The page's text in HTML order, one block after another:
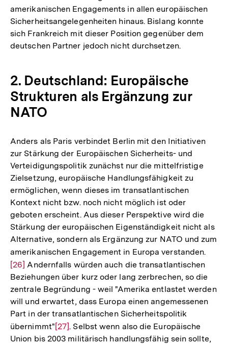
amerikanischen Engagements in allen europäischen
Sicherheitsangelegenheiten hinaus. Bislang konnte
sich Frankreich mit dieser Position gegenüber dem
deutschen Partner jedoch nicht durchsetzen.
2. Deutschland: Europäische
Strukturen als Ergänzung zur
NATO
Anders als Paris verbindet Berlin mit den Initiativen
zur Stärkung der Europäischen Sicherheits- und
Verteidigungspolitik zunächst nur die mittelfristige
Zielsetzung, europäische Handlungsfähigkeit zu
ermöglichen, wenn dieses im transatlantischen
Kontext nicht bzw. noch nicht möglich ist oder
geboten erscheint. Aus dieser Perspektive wird die
Stärkung der europäischen Eigenständigkeit nicht als
Alternative, sondern als Ergänzung zur NATO und zum
amerikanischen Engagement in Europa verstanden.
der
[26] Andernfalls würden auch die transatlantischen
Beziehungen über kurz oder lang zerbrechen, so die
zentrale Begründung - weil "Amerika entlastet werden
will und erwartet, dass Europa einen angemessenen
Part in der transatlantischen Sicherheitspolitik
übernimmt"Zur
Auflösung
[27]. Selbst wenn also die Europäische
Union bis 2003 militärisch handlungsfähig sein sollte,